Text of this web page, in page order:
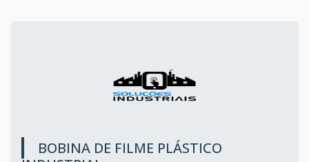
BOBINA DE FILME PLÁSTICO